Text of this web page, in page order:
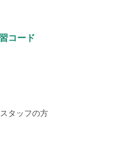
コード
タッフの方